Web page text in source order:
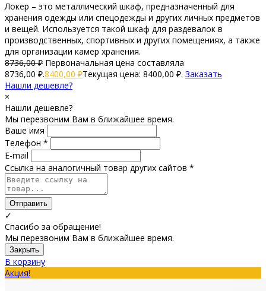
Локер – это металлический шкаф, предназначенный для
хранения одежды или спецодежды и других личных предметов
и вещей. Используется такой шкаф для раздевалок в
производственных, спортивных и других помещениях, а также
для организации камер хранения.
8736,00₽ Первоначальная цена составляла
8736,00 ₽.8400,00 ₽Текущая цена: 8400,00 ₽. Заказать
Нашли дешевле?
×
Нашли дешевле?
Мы перезвоним Вам в ближайшее время.
Ваше имя
Телефон *
E-mail
Ссылка на аналогичный товар других сайтов *
Отправить
✓
Спасибо за обращение!
Мы перезвоним Вам в ближайшее время.
Закрыть
В корзину
Акция!